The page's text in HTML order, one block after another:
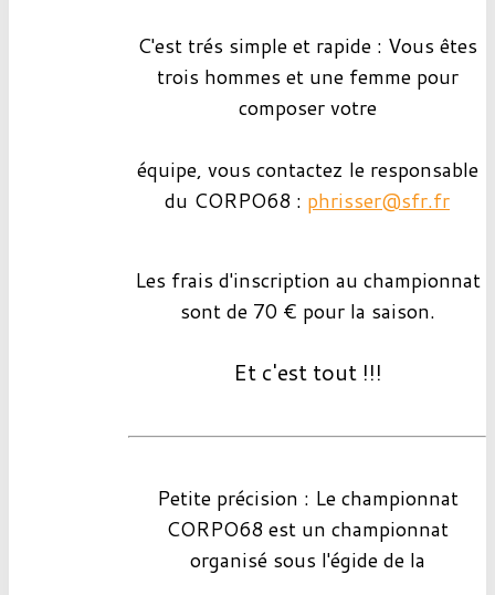
C'est trés simple et rapide : Vous êtes
trois hommes et une femme pour
composer votre
équipe, vous contactez le responsable
du CORPO68 : phrisser@sfr.fr
Les frais d'inscription au championnat
sont de 70 € pour la saison.
Et c'est tout !!!
Petite précision : Le championnat
CORPO68 est un championnat
organisé sous l'égide de la